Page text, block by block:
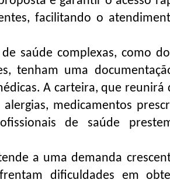
facilitando o
saúde complexas, como
tenham uma
A carteira, que reunirá
medicamentos
de saúde
a uma demanda
dificuldades em